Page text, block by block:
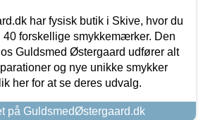
har fysisk butik i Skive, hvor du
40 forskellige smykkemærker. Den
Guldsmed Østergaard udfører alt
og nye unikke smykker
her for at se deres udvalg.
på GuldsmedØstergaard.dk